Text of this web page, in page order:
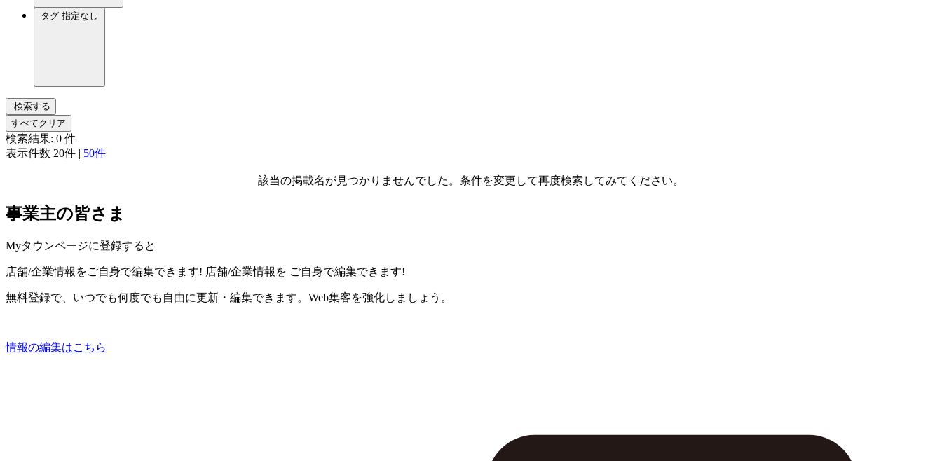
タグ 指定なし
検索する
すべてクリア
検索結果: 0 件
表示件数 20件 | 50件
該当の掲載名が見つかりませんでした。条件を変更して再度検索してみてください。
事業主の皆さま
Myタウンページに登録すると
店舗/企業情報をご自身で編集できます! 店舗/企業情報を ご自身で編集できます!
無料登録で、いつでも何度でも自由に更新・編集できます。Web集客を強化しましょう。
情報の編集はこちら